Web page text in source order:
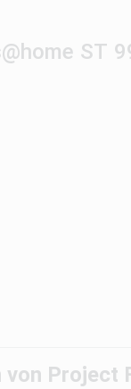
ST
von Project